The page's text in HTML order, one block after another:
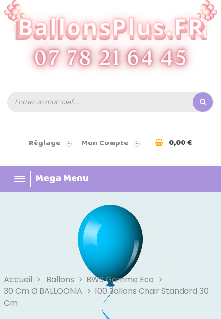
Réglage Mon Compte 0,00 €
Basculer
la
Mega Menu
Accueil Ballons
BWS Gamme Eco
30 Cm Ø BALLOONIA
100 Ballons Chair Standard 30
Cm